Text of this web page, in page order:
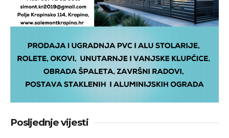
Posljednje vijesti